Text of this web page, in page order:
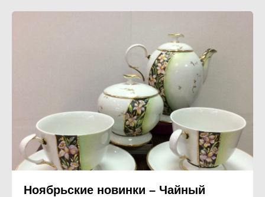
Ноябрьские новинки – Чайный